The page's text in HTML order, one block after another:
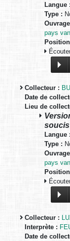
Langue
Type :
pays
Collecteur :
Date de
Lieu de
soucis
Langue
Type :
pays
Collecteur :
Interprète :
Date de